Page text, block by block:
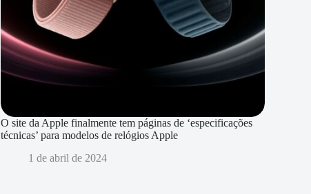
O site da Apple finalmente tem páginas de ‘especificações
técnicas’ para modelos de relógios Apple
1 de abril de 2024